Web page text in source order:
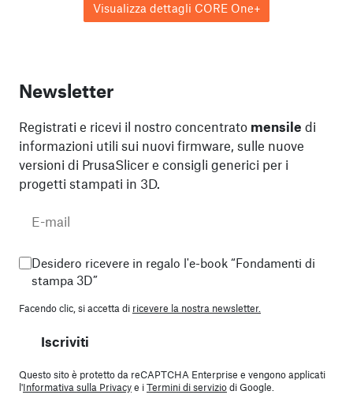
Visualizza dettagli CORE One+
Newsletter
Registrati e ricevi il nostro concentrato mensile di
informazioni utili sui nuovi firmware, sulle nuove
versioni di PrusaSlicer e consigli generici per i
progetti stampati in 3D.
Desidero ricevere in regalo l'e-book “Fondamenti di
stampa 3D”
Facendo clic, si accetta di ricevere la nostra newsletter.
Iscriviti
Questo sito è protetto da reCAPTCHA Enterprise e vengono applicati
l'Informativa sulla Privacye iTermini di serviziodi Google.